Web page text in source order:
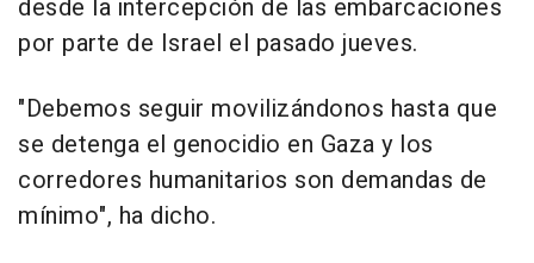
desde la intercepción de las embarcaciones
por parte de Israel el pasado jueves.
"Debemos seguir movilizándonos hasta que
se detenga el genocidio en Gaza y los
corredores humanitarios son demandas de
mínimo", ha dicho.